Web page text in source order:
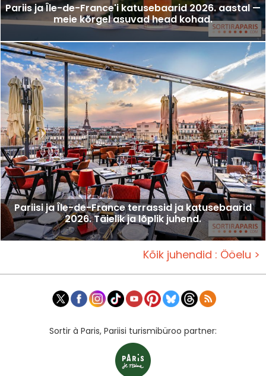
Pariis ja Île-de-France'i katusebaarid 2026. aastal —
meie kõrgel asuvad head kohad.
Pariisi ja Île-de-France terrassid ja katusebaarid
2026. Täielik ja lõplik juhend.
Kõik juhendid : Ööelu >
Sortir à Paris, Pariisi turismibüroo partner: